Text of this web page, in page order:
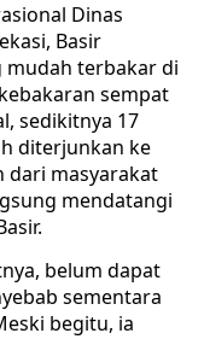
Dinas
Basir
mudah terbakar di
sempat
sedikitnya 17
diterjunkan ke
dari masyarakat
mendatangi
belum dapat
sementara
begitu, ia